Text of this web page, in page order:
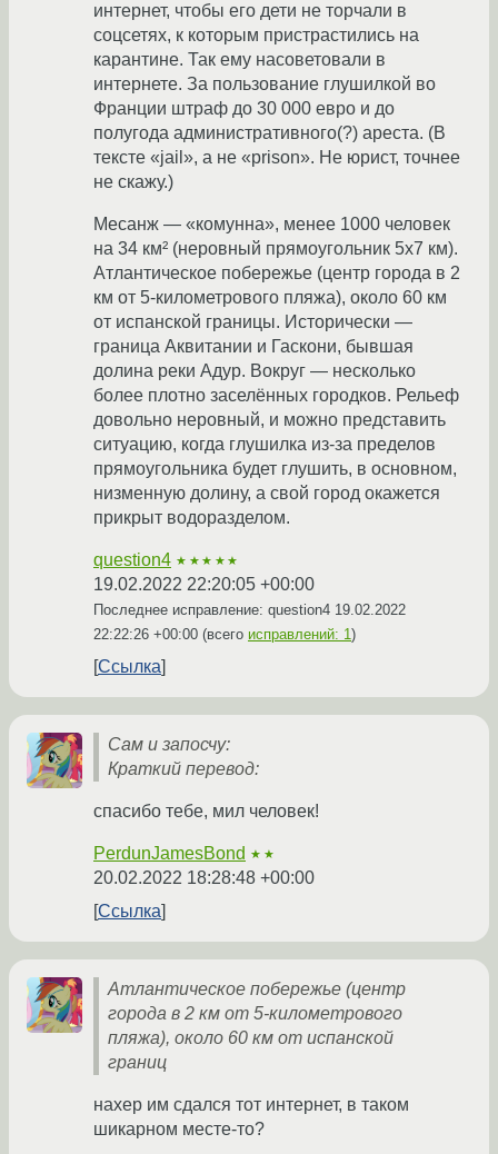
интернет, чтобы его дети не торчали в
соцсетях, к которым пристрастились на
карантине. Так ему насоветовали в
интернете. За пользование глушилкой во
Франции штраф до 30 000 евро и до
полугода административного(?) ареста. (В
тексте «jail», а не «prison». Не юрист, точнее
не скажу.)
Месанж — «комунна», менее 1000 человек
на 34 км² (неровный прямоугольник 5х7 км).
Атлантическое побережье (центр города в 2
км от 5-километрового пляжа), около 60 км
от испанской границы. Исторически —
граница Аквитании и Гаскони, бывшая
долина реки Адур. Вокруг — несколько
более плотно заселённых городков. Рельеф
довольно неровный, и можно представить
ситуацию, когда глушилка из-за пределов
прямоугольника будет глушить, в основном,
низменную долину, а свой город окажется
прикрыт водоразделом.
question4 ★★★★★
19.02.2022 22:20:05 +00:00
Последнее исправление: question4 19.02.2022
22:22:26 +00:00 (всего исправлений: 1)
Ссылка
Сам и запосчу:
Краткий перевод:
спасибо тебе, мил человек!
PerdunJamesBond ★★
20.02.2022 18:28:48 +00:00
Ссылка
Атлантическое побережье (центр
города в 2 км от 5-километрового
пляжа), около 60 км от испанской
границ
нахер им сдался тот интернет, в таком
шикарном месте-то?